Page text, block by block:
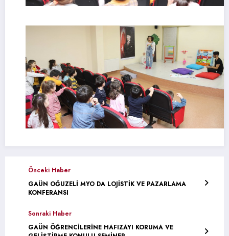
Önceki Haber
GAÜN OĞUZELİ MYO DA LOJİSTİK VE PAZARLAMA
KONFERANSI
Sonraki Haber
GAÜN ÖĞRENCİLERİNE HAFIZAYI KORUMA VE